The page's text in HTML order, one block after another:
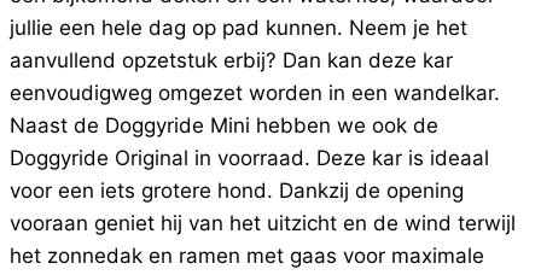
jullie een hele dag op pad kunnen. Neem je het
aanvullend opzetstuk erbij? Dan kan deze kar
eenvoudigweg omgezet worden in een wandelkar.
Naast de Doggyride Mini hebben we ook de
Doggyride Original in voorraad. Deze kar is ideaal
voor een iets grotere hond. Dankzij de opening
vooraan geniet hij van het uitzicht en de wind terwijl
het zonnedak en ramen met gaas voor maximale